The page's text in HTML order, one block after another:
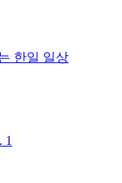
한일 일상
1